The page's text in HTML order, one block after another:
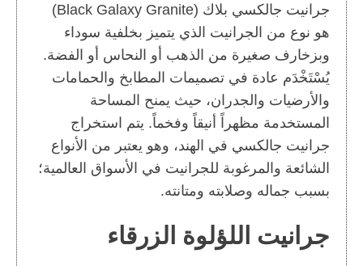
جرانيت جالكسي بلاك (Black Galaxy Granite)
هو نوع من الجرانيت الذي يتميز بخلفية سوداء
وبزخارف صغيرة من الذهب أو النحاس أو الفضة.
يُسْتَخْدَم عادة في تصميمات المطابخ والحمامات
والأرضيات والجدران، حيث يمنح المساحة
المستخدمة مظهراً أنيقاً وفخماً. يتم استخراج
جرانيت جالكسي في الهند، وهو يعتبر من الأنواع
الشائعة والمرغوبة للجرانيت في الأسواق العالمية؛
بسبب جماله وصلابته ومتانته.
جرانيت اللؤلوة الزرقاء